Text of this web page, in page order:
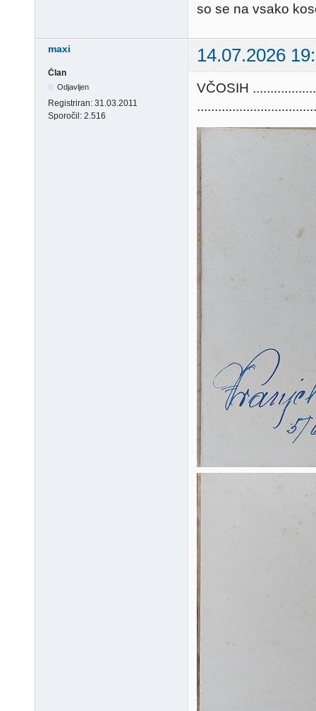
so se na vsako
maxi 14.07.2026
Član
Odjavljen
Registriran: 31.03.2011
Sporočil: 2.516
VČOSIH